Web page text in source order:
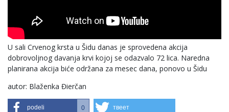
U sali Crvenog krsta u Šidu danas je sprovedena akcija
dobrovoljnog davanja krvi kojoj se odazvalo 72 lica. Naredna
planirana akcija biće održana za mesec dana, ponovo u Šidu
autor: Blaženka Đierčan
podeli 0 твеет